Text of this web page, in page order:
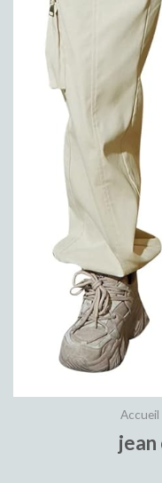
Accueil
jean